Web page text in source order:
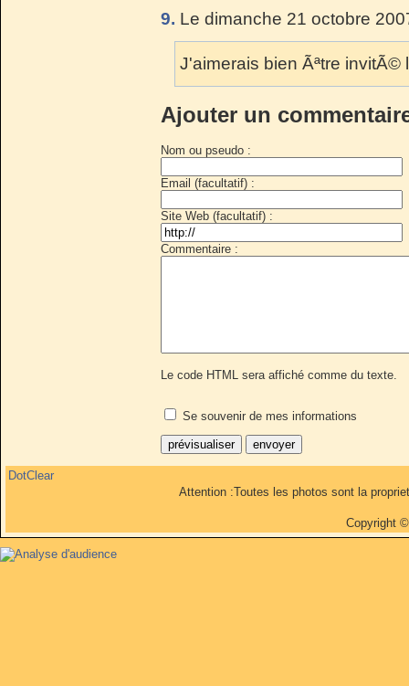
9. Le dimanche 21 octobre
J'aimerais bien Ãªtre invitÃ©
Ajouter un
Nom ou pseudo :
Email (facultatif) :
Site Web (facultatif) :
Commentaire :
Le code HTML sera affiché comme du texte.
Se souvenir de mes informations
DotClear
Attention :Toutes les photos sont la
Copyright